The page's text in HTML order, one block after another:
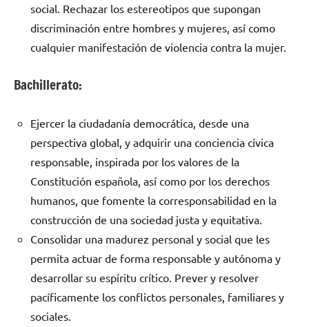
social. Rechazar los estereotipos que supongan
discriminación entre hombres y mujeres, así como
cualquier manifestación de violencia contra la mujer.
Bachillerato:
Ejercer la ciudadanía democrática, desde una
perspectiva global, y adquirir una conciencia cívica
responsable, inspirada por los valores de la
Constitución española, así como por los derechos
humanos, que fomente la corresponsabilidad en la
construcción de una sociedad justa y equitativa.
Consolidar una madurez personal y social que les
permita actuar de forma responsable y autónoma y
desarrollar su espíritu crítico. Prever y resolver
pacíficamente los conflictos personales, familiares y
sociales.